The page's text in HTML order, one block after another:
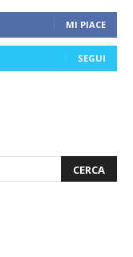
MI PIACE
SEGUI